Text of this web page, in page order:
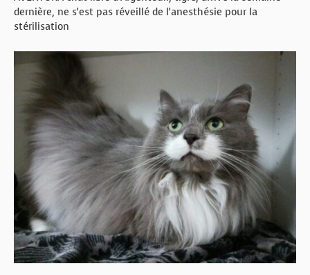
dernière, ne s’est pas réveillé de l’anesthésie pour la
stérilisation